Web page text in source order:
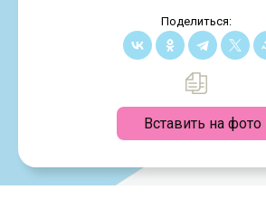
Поделиться:
Вставить на фото